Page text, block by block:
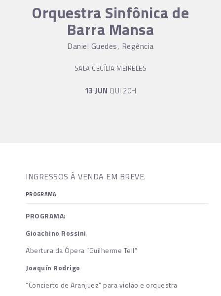
Orquestra Sinfônica de
Barra Mansa
Daniel Guedes, Regência
SALA CECÍLIA MEIRELES
13 JUN QUI 20H
INGRESSOS À VENDA EM BREVE.
PROGRAMA
PROGRAMA:
Gioachino Rossini
Abertura da Ópera “Guilherme Tell”
Joaquín Rodrigo
“Concierto de Aranjuez” para violão e orquestra